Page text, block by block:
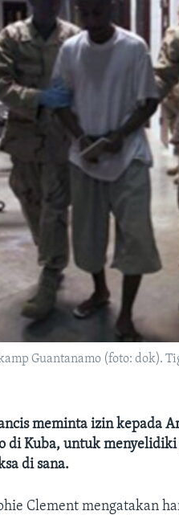
Guantanamo (foto: dok).
meminta izin kepada
di Kuba, untuk menyelidiki
di sana.
Clement mengatakan